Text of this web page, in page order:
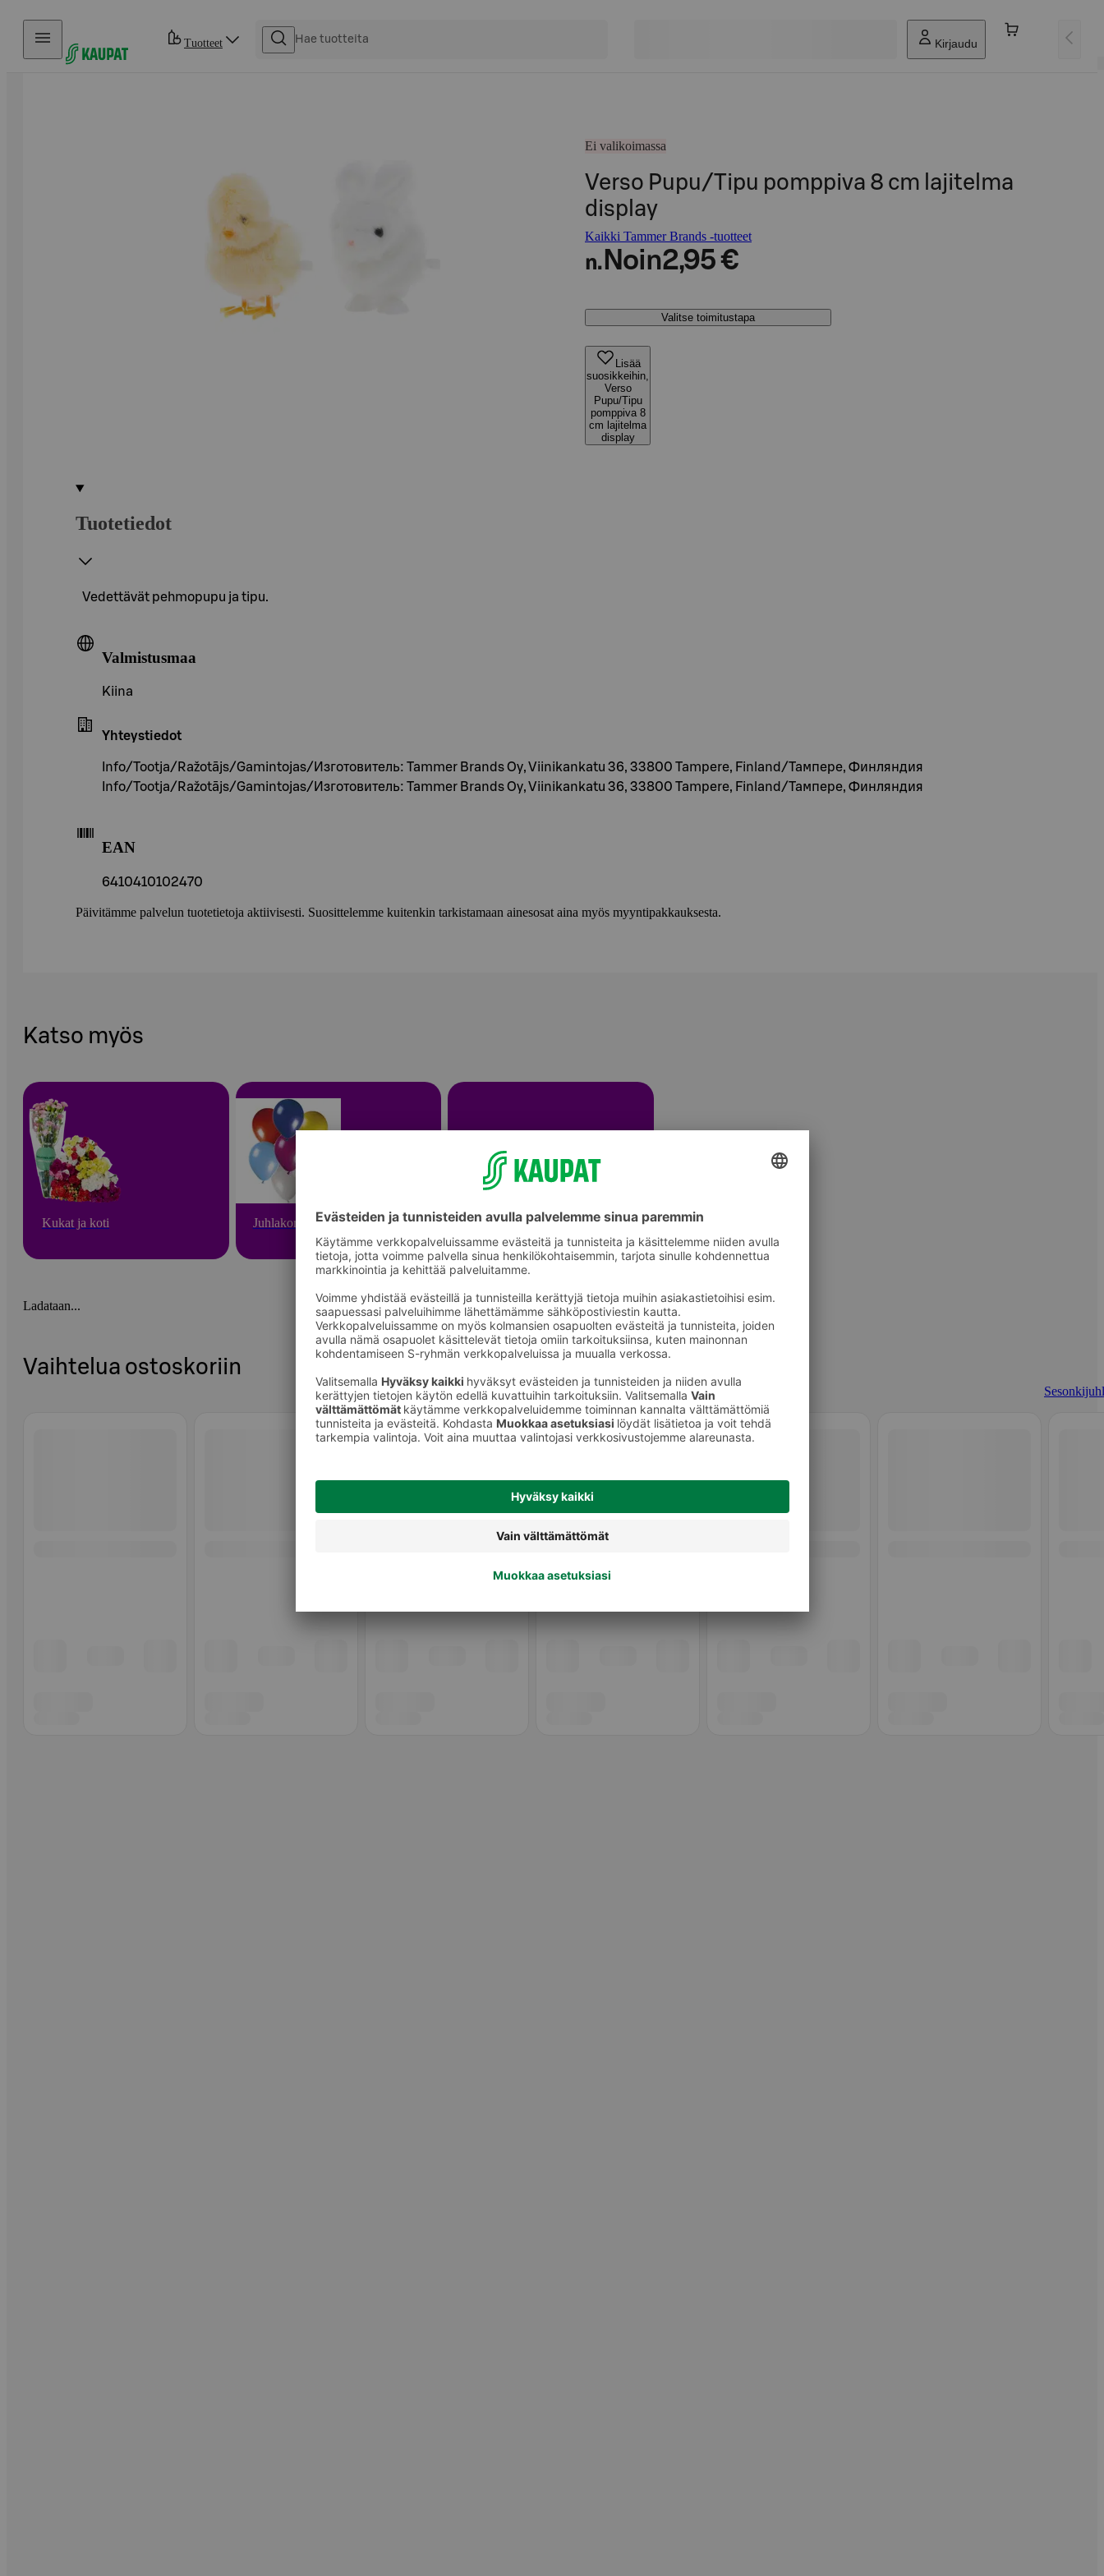
Hyppää sisältöön
Tuotteet Kirjaudu
Ei valikoimassa
Verso Pupu/Tipu pomppiva 8 cm lajitelma
display
Kaikki Tammer Brands -tuotteet
n. Noin2,95 €
Valitse toimitustapa
Lisää
suosikkeihin,
Verso
Pupu/Tipu
pomppiva 8
cm lajitelma
display
Tuotetiedot
Vedettävät pehmopupu ja tipu.
Valmistusmaa
Kiina
Yhteystiedot
Info/Tootja/Ražotājs/Gamintojas/Изготовитель: Tammer Brands Oy, Viinikankatu 36, 33800 Tampere, Finland/Тампере, Финляндия
Info/Tootja/Ražotājs/Gamintojas/Изготовитель: Tammer Brands Oy, Viinikankatu 36, 33800 Tampere, Finland/Тампере, Финляндия
EAN
6410410102470
Päivitämme palvelun tuotetietoja aktiivisesti. Suosittelemme kuitenkin tarkistamaan ainesosat aina myös myyntipakkauksesta.
Katso myös
Kukat ja koti Juhlakoristeet Sesonkijuhlat
Ladataan...
Vaihtelua ostoskoriin